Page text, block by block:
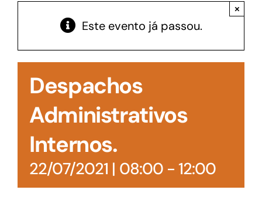
Acesso à Informação
Este evento já passou.
×
Despachos
Administrativos
Internos.
22/07/2021 | 08:00- 12:00